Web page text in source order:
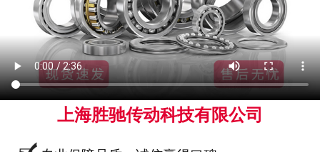
上海胜驰传动科技有限公司